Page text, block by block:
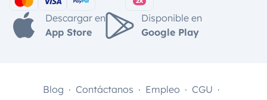
Descargar en
App Store
Disponible en
Google Play
Blog Contáctanos Empleo CGU